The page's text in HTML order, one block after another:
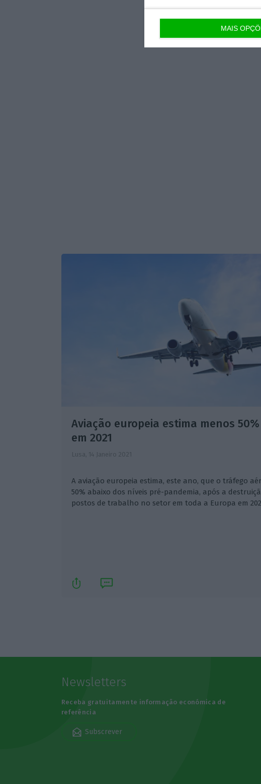
MAIS
Aviação europeia estima menos
em 2021
Lusa, 14 Janeiro 2021
A aviação europeia estima, este ano, que o tráfego
50% abaixo dos níveis pré-pandemia, após a
postos de trabalho no setor em toda a Europa em
Newsletters
Receba gratuitamente informação económica de
referência
Subscrever